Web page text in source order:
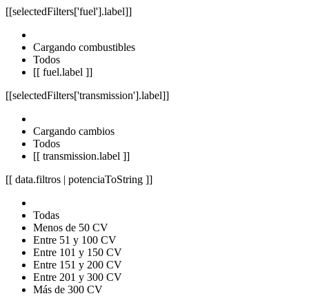
[[selectedFilters['fuel'].label]]
Cargando combustibles
Todos
[[ fuel.label ]]
[[selectedFilters['transmission'].label]]
Cargando cambios
Todos
[[ transmission.label ]]
[[ data.filtros | potenciaToString ]]
Todas
Menos de 50 CV
Entre 51 y 100 CV
Entre 101 y 150 CV
Entre 151 y 200 CV
Entre 201 y 300 CV
Más de 300 CV